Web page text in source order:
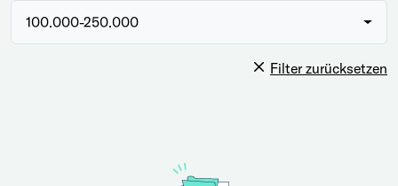
100.000-250.000
Filter zurücksetzen